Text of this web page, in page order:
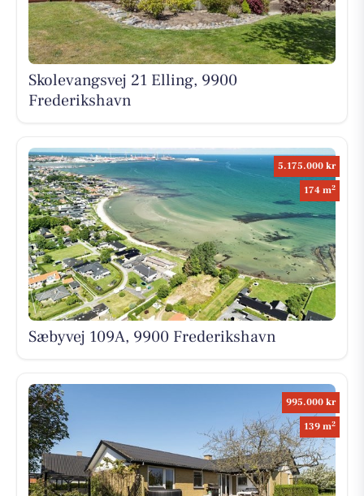
Skolevangsvej 21 Elling, 9900
Frederikshavn
5.175.000 kr
174 m2
Sæbyvej 109A, 9900 Frederikshavn
995.000 kr
139 m2